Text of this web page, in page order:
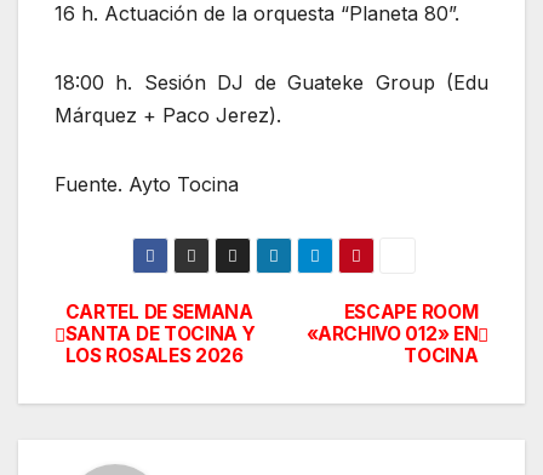
16 h. Actuación de la orquesta “Planeta 80”.
18:00 h. Sesión DJ de Guateke Group (Edu
Márquez + Paco Jerez).
Fuente. Ayto Tocina
Navegación
de
ESCAPE ROOM
«ARCHIVO 012» EN
TOCINA
CARTEL DE SEMANA
SANTA DE TOCINA Y
LOS ROSALES 2026